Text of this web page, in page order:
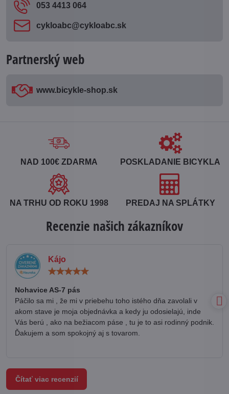
053 4413 064
cykloabc​@cykloabc​.sk
Partnerský web
www​.bicykle-shop​.sk
NAD 100€ ZDARMA POSKLADANIE BICYKLA
NA TRHU OD ROKU 1998 PREDAJ NA SPLÁTKY
Recenzie našich zákazníkov
Kájo
Nohavice AS-7 pás
Páčilo sa mi , že mi v priebehu toho istého dňa zavolali v
akom stave je moja objednávka a kedy ju odosielajú, inde
Vás berú , ako na bežiacom páse , tu je to asi rodinný podnik.
Ďakujem a som spokojný aj s tovarom.
Čítať viac recenzií